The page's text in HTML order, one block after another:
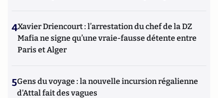
4Xavier Driencourt : l’arrestation du chef de la DZ
Mafia ne signe qu’une vraie-fausse détente entre
Paris et Alger
5Gens du voyage : la nouvelle incursion régalienne
d'Attal fait des vagues